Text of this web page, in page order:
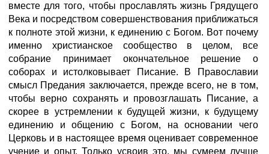
вместе для того, чтобы прославлять жизнь Грядущего
Века и посредством совершенствования приближаться
к полноте этой жизни, к единению с Богом. Вот почему
именно христианское сообщество в целом, все
собрание принимает окончательное решение о
соборах и истолковывает Писание. В Православии
смысл Предания заключается, прежде всего, не в том,
чтобы верно сохранять и провозглашать Писание, а
скорее в устремлении к будущей жизни, к будущему
единению и общению с Богом, на основании чего
Церковь и в настоящее время оценивает современное
учение и опыт. Только усвоив это, мы сумеем лучше